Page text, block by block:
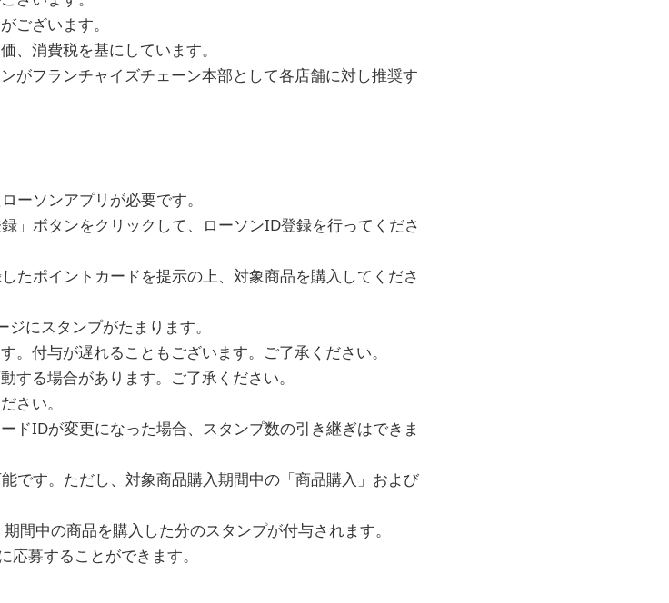
ございます。
、消費税を基にしています。
がフランチャイズチェーン本部として各店舗に対し推奨す
ーソンアプリが必要です。
」ボタンをクリックして、ローソンID登録を行ってくださ
たポイントカードを提示の上、対象商品を購入してくださ
にスタンプがたまります。
付与が遅れることもございます。ご了承ください。
る場合があります。ご了承ください。
さい。
ドIDが変更になった場合、スタンプ数の引き継ぎはできま
です。ただし、対象商品購入期間中の「商品購入」および
間中の商品を購入した分のスタンプが付与されます。
募することができます。